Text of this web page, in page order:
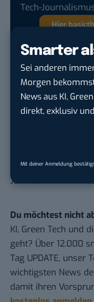
Smarter
Sei anderen
Morgen
News aus KI,
direkt, exklusiv
Mit deiner Anmeldung
Tech-
Hier
Auch interessant:
Homescreen! Ein
Niklas Tauch
Homescreen! Ein
Martin Zielinski
Homescreen! Ein
Jannis Johannmeier
Du möchtest nicht
KI, Green Tech und
geht? Über 12.000
Tag UPDATE, unser
wichtigsten News
damit ihren